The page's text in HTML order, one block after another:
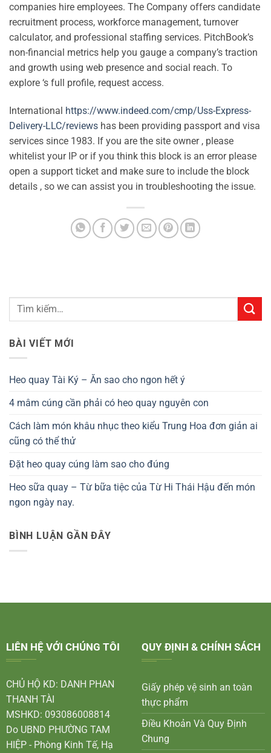
companies hire employees. The Company offers candidate
recruitment process, workforce management, turnover
calculator, and professional staffing services. PitchBook’s
non-financial metrics help you gauge a company’s traction
and growth using web presence and social reach. To
explore ‘s full profile, request access.
International https://www.indeed.com/cmp/Uss-Express-
Delivery-LLC/reviews has been providing passport and visa
services since 1983. If you are the site owner , please
whitelist your IP or if you think this block is an error please
open a support ticket and make sure to include the block
details , so we can assist you in troubleshooting the issue.
BÀI VIẾT MỚI
Heo quay Tài Ký – Ăn sao cho ngon hết ý
4 mâm cúng cần phải có heo quay nguyên con
Cách làm món khâu nhục theo kiểu Trung Hoa đơn giản ai
cũng có thể thử
Đặt heo quay cúng làm sao cho đúng
Heo sữa quay – Từ bữa tiệc của Từ Hi Thái Hậu đến món
ngon ngày nay.
BÌNH LUẬN GẦN ĐÂY
LIÊN HỆ VỚI CHÚNG TÔI
CHỦ HỘ KD: DANH PHAN
THANH TÀI
MSHKD: 093086008814
Do UBND PHƯỜNG TAM
HIỆP - Phòng Kinh Tế, Hạ
QUY ĐỊNH & CHÍNH SÁCH
Giấy phép vệ sinh an toàn
thực phẩm
Điều Khoản Và Quy Định
Chung